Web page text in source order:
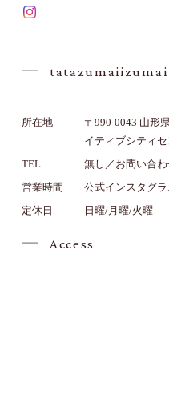
tatazumaiizumai
所在地
〒990-0043 山形
イティブシティ
TEL
無し／お問い合
営業時間
公式インスタグ
定休日
日曜/月曜/火曜
Access